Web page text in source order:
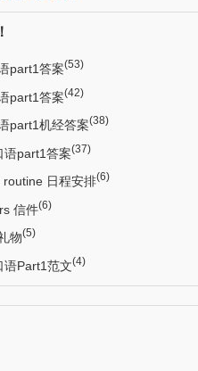
part1答案(53)
part1答案(42)
part1机经答案(38)
语part1答案(37)
日程安排(6)
信件(6)
物(5)
语Part1范文(4)